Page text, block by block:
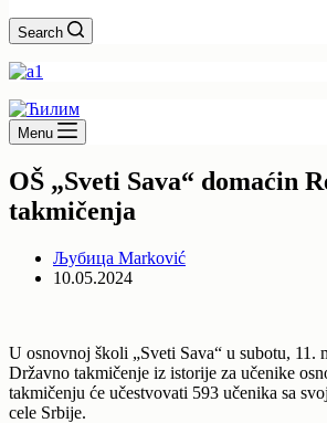
Search
Menu
OŠ „Sveti Sava“ domaćin
takmičenja
Љубица Marković
10.05.2024
U osnovnoj školi „Sveti Sava“ u subotu, 11.
Državno takmičenje iz istorije za učenike
takmičenju će učestvovati 593 učenika sa
cele Srbije.